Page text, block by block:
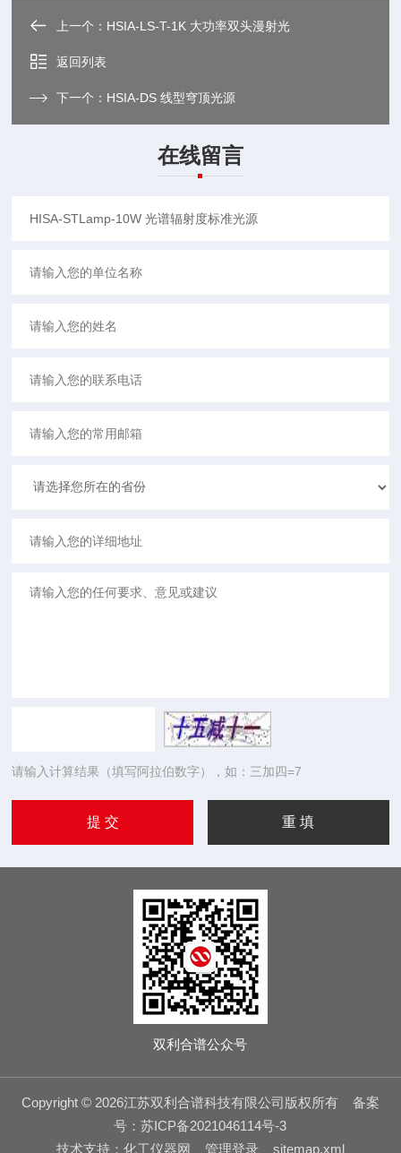
上一个： HSIA-LS-T-1K 大功率双头漫射光
返回列表
下一个： HSIA-DS 线型穹顶光源
在线留言
请输入计算结果（填写阿拉伯数字），如：三加四=7
双利合谱公众号
Copyright © 2026江苏双利合谱科技有限公司版权所有 备案
号：苏ICP备2021046114号-3
技术支持： 化工仪器网 管理登录 sitemap.xml